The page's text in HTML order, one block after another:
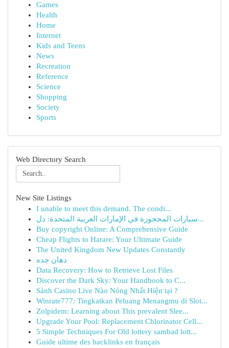
Games
Health
Home
Internet
Kids and Teens
News
Recreation
Reference
Science
Shopping
Society
Sports
Web Directory Search
New Site Listings
I unable to meet this demand. The condi...
سيارات المحجوزة في الإمارات العربية المتحدة: دل...
Buy copyright Online: A Comprehensive Guide
Cheap Flights to Harare: Your Ultimate Guide
The United Kingdom New Updates Constantly
دهان جده
Data Recovery: How to Retrieve Lost Files
Discover the Dark Sky: Your Handbook to C...
Sảnh Casino Live Nào Nóng Nhất Hiện tại ?
Winrate777: Tingkatkan Peluang Menangmu di Slot...
Zolpidem: Learning about This prevalent Slee...
Upgrade Your Pool: Replacement Chlorinator Cell...
5 Simple Techniques For Old lottery sambad lott...
Guide ultime des backlinks en français